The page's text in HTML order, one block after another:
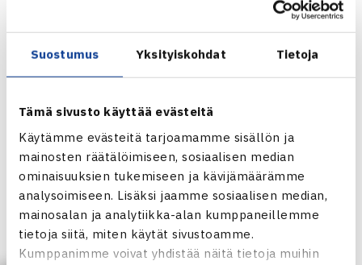
Suostumus Yksityiskohdat Tietoja
Tämä sivusto käyttää evästeitä
Käytämme evästeitä tarjoamamme sisällön ja
mainosten räätälöimiseen, sosiaalisen median
ominaisuuksien tukemiseen ja kävijämäärämme
analysoimiseen. Lisäksi jaamme sosiaalisen median,
mainosalan ja analytiikka-alan kumppaneillemme
tietoja siitä, miten käytät sivustoamme.
Kumppanimme voivat yhdistää näitä tietoja muihin
kukistanut ykkössijoitetun Venäjän Mishel Keninin ja
ensimmäisellä kierroksella Heini Salosen.
Schütting ja Ruotsin Evelina Virtanen voittivat nelinpelin,
kun ykkössijoitettupari Kenin/Katerina Popova kukistuivat
Sijoittamaton Filin voitti TaTS:n loppuottelussa ykköseksi
sijoitetun Venäjän Richard Muzajevin 6-4, 6-3. Kisan
kakkossijoitetun Venäjän Alexander Zhurbinin hän pudotti
heti ensimmäisellä kierroksella ja viidenneksi sijoitetun
Liettuan Dovydas Sakinisin välierissä. Finaalissa hävinnyt
Muzajev sai Schüttingin tavoin lohtua nelinpelin voitosta,
jonka hän vei yhdessä Alexander Igoshinin kanssa. Pari